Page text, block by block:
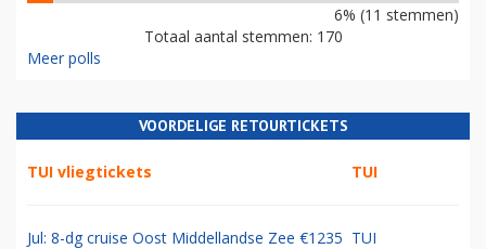
6% (11 stemmen)
Totaal aantal stemmen: 170
Meer polls
VOORDELIGE RETOURTICKETS
TUI vliegtickets TUI
Jul: 8-dg cruise Oost Middellandse Zee €1235 TUI